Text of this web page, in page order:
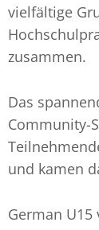
vielfältige
zusammen.
Das
Community-
und kamen
German